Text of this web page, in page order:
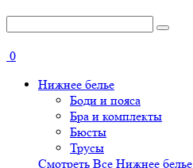
0
Нижнее белье
Боди и пояса
Бра и комплекты
Бюсты
Трусы
Смотреть Все Нижнее белье